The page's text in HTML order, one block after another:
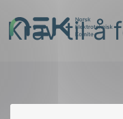
til
innhold
NEK
Krav til å